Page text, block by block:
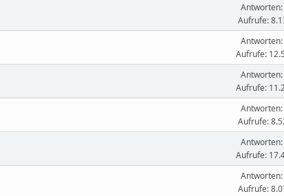
Antworten:
Aufrufe:
Aufrufe:
Aufrufe:
Aufrufe:
Aufrufe:
Aufrufe: